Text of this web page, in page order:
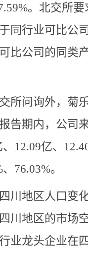
。北交所
同行业可比公
比公司的同类
所问询外，菊
告期内，公司
12.09亿、
76.03%。
川地区人口变
川地区的市场
业龙头企业在